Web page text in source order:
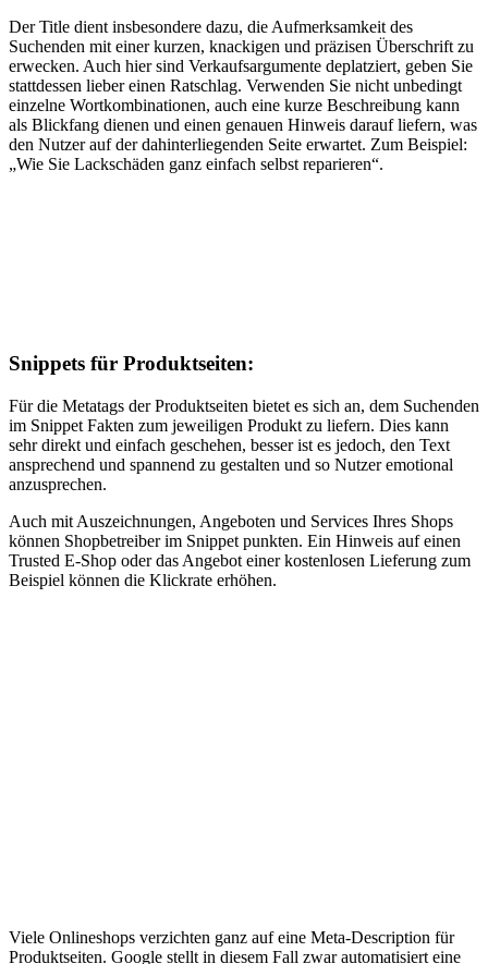
Der Title dient insbesondere dazu, die Aufmerksamkeit des
Suchenden mit einer kurzen, knackigen und präzisen Überschrift zu
erwecken. Auch hier sind Verkaufsargumente deplatziert, geben Sie
stattdessen lieber einen Ratschlag. Verwenden Sie nicht unbedingt
einzelne Wortkombinationen, auch eine kurze Beschreibung kann
als Blickfang dienen und einen genauen Hinweis darauf liefern, was
den Nutzer auf der dahinterliegenden Seite erwartet. Zum Beispiel:
„Wie Sie Lackschäden ganz einfach selbst reparieren“.
Snippets für Produktseiten:
Für die Metatags der Produktseiten bietet es sich an, dem Suchenden
im Snippet Fakten zum jeweiligen Produkt zu liefern. Dies kann
sehr direkt und einfach geschehen, besser ist es jedoch, den Text
ansprechend und spannend zu gestalten und so Nutzer emotional
anzusprechen.
Auch mit Auszeichnungen, Angeboten und Services Ihres Shops
können Shopbetreiber im Snippet punkten. Ein Hinweis auf einen
Trusted E-Shop oder das Angebot einer kostenlosen Lieferung zum
Beispiel können die Klickrate erhöhen.
Viele Onlineshops verzichten ganz auf eine Meta-Description für
Produktseiten. Google stellt in diesem Fall zwar automatisiert eine